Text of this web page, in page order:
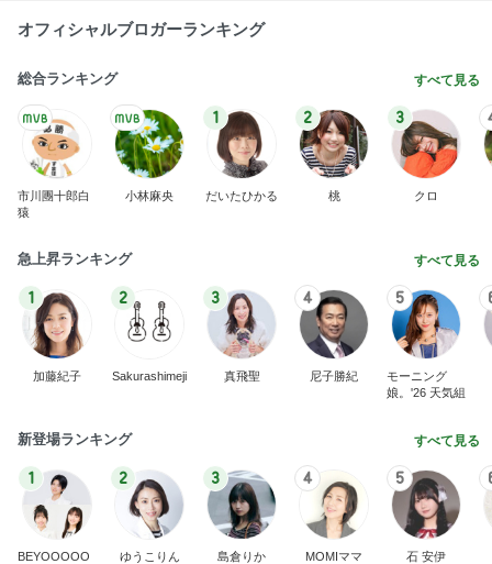
オフィシャルブロガーランキング
総合ランキング すべて見る
市川團十郎白
猿
小林麻央
1
だいたひかる
2
桃
3
クロ
急上昇ランキング すべて見る
1
加藤紀子
2
Sakurashimeji
3
真飛聖
4
尼子勝紀
5
モーニング
娘。'26 天気組
新登場ランキング すべて見る
1
BEYOOOOO
2
ゆうこりん
3
島倉りか
4
MOMIママ
5
石 安伊